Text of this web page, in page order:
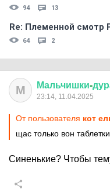
94 13
Re: Племеннoй смoтр
64 2
М Мальчишки-
23:14, 11.04.2025
От пользователя кот
щас только вон таблетки
Синенькие? Чтобы